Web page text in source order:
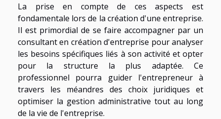
La prise en compte de ces aspects est
fondamentale lors de la création d'une entreprise.
Il est primordial de se faire accompagner par un
consultant en création d'entreprise pour analyser
les besoins spécifiques liés à son activité et opter
pour la structure la plus adaptée. Ce
professionnel pourra guider l'entrepreneur à
travers les méandres des choix juridiques et
optimiser la gestion administrative tout au long
de la vie de l'entreprise.